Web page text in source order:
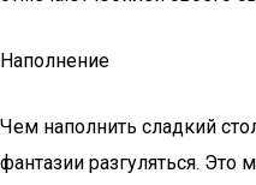
Наполнение
Чем наполнить сладкий
фантазии разгуляться. Это